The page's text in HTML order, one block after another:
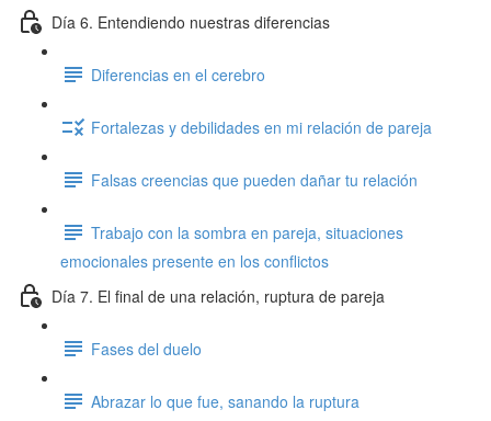
Día 6. Entendiendo nuestras diferencias
Diferencias en el cerebro
Fortalezas y debilidades en mi relación de pareja
Falsas creencias que pueden dañar tu relación
Trabajo con la sombra en pareja, situaciones
emocionales presente en los conflictos
Día 7. El final de una relación, ruptura de pareja
Fases del duelo
Abrazar lo que fue, sanando la ruptura